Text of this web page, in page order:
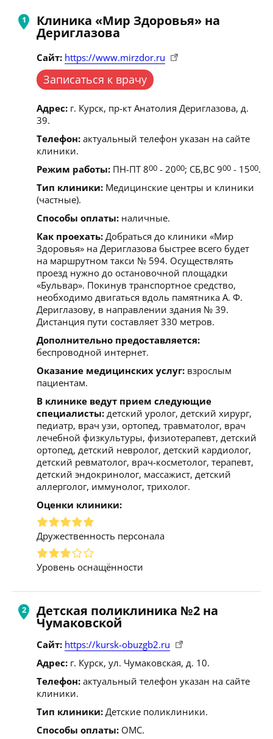
Клиника «Мир Здоровья» на
Дериглазова
Сайт: https://www.mirzdor.ru
Записаться к врачу
Адрес: г. Курск, пр-кт Анатолия Дериглазова, д.
39.
Телефон: актуальный телефон указан на сайте
клиники.
Режим работы: ПН-ПТ 800 - 2000; СБ,ВС 900 - 1500.
Тип клиники: Медицинские центры и клиники
(частные).
Способы оплаты: наличные.
Как проехать: Добраться до клиники «Мир
Здоровья» на Дериглазова быстрее всего будет
на маршрутном такси № 594. Осуществлять
проезд нужно до остановочной площадки
«Бульвар». Покинув транспортное средство,
необходимо двигаться вдоль памятника А. Ф.
Дериглазову, в направлении здания № 39.
Дистанция пути составляет 330 метров.
Дополнительно предоставляется:
беспроводной интернет.
Оказание медицинских услуг: взрослым
пациентам.
В клинике ведут прием следующие
специалисты: детский уролог, детский хирург,
педиатр, врач узи, ортопед, травматолог, врач
лечебной физкультуры, физиотерапевт, детский
ортопед, детский невролог, детский кардиолог,
детский ревматолог, врач-косметолог, терапевт,
детский эндокринолог, массажист, детский
аллерголог, иммунолог, трихолог.
Оценки клиники:
Дружественность персонала
Уровень оснащённости
Детская поликлиника №2 на
Чумаковской
Сайт: https://kursk-obuzgb2.ru
Адрес: г. Курск, ул. Чумаковская, д. 10.
Телефон: актуальный телефон указан на сайте
клиники.
Тип клиники: Детские поликлиники.
Способы оплаты: ОМС.